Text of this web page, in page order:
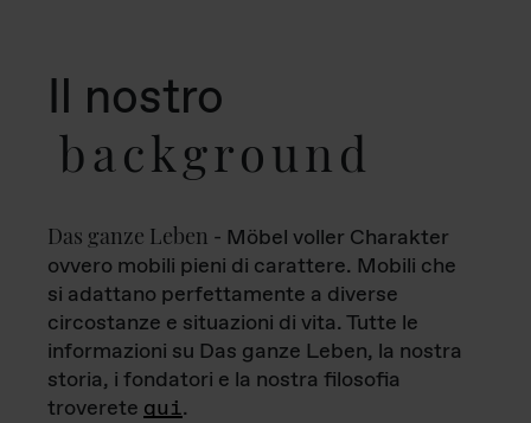
Il nostro
background
Das ganze Leben - Möbel voller Charakter
ovvero mobili pieni di carattere. Mobili che
si adattano perfettamente a diverse
circostanze e situazioni di vita. Tutte le
informazioni su Das ganze Leben, la nostra
storia, i fondatori e la nostra filosofia
troverete qui.